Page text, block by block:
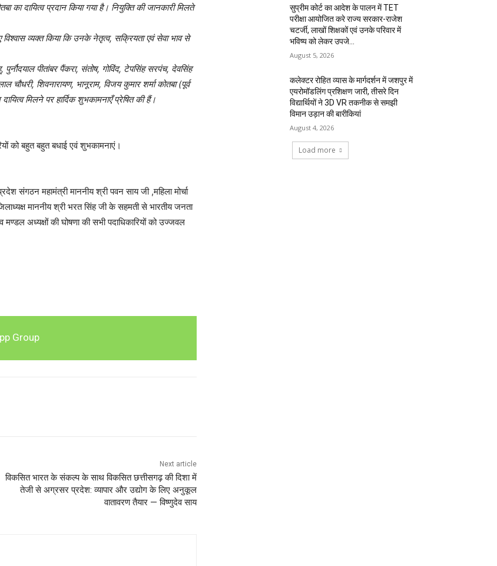
का दायित्व प्रदान किया गया है। नियुक्ति की जानकारी मिलते
व्यक्त किया कि उनके नेतृत्व, सक्रियता एवं सेवा भाव से
पीतांबर पैंकरा, संतोष, गोविंद, टेपसिंह सरपंच, देवसिंह
चौधरी, शिवनारायण, भानूराम, विजय कुमार शर्मा कोतबा (पूर्व
मिलने पर हार्दिक शुभकामनाएँ प्रेषित की हैं।
को बहुत बहुत बधाई एवं शुभकामनाएं।
संगठन महामंत्री माननीय श्री पवन साय जी ,महिला मोर्चा
माननीय श्री भरत सिंह जी के सहमती से भारतीय जनता
व मण्डल अध्यक्षों की घोषणा की सभी पदाधिकारियों को उज्जवल
Group
Next article
विकसित भारत के संकल्प के साथ विकसित छत्तीसगढ़ की दिशा में
तेजी से अग्रसर प्रदेश: व्यापार और उद्योग के लिए अनुकूल
वातावरण तैयार — विष्णुदेव साय
सुप्रीम कोर्ट का आदेश के पालन में TET
परीक्षा आयोजित करे राज्य सरकार-राजेश
चटर्जी, लाखों शिक्षकों एवं उनके परिवार में
भविष्य को लेकर उपजे...
August 5, 2026
कलेक्टर रोहित व्यास के मार्गदर्शन में जशपुर में
एयरोमॉडलिंग प्रशिक्षण जारी, तीसरे दिन
विद्यार्थियों ने 3D VR तकनीक से समझी
विमान उड़ान की बारीकियां
August 4, 2026
Load more